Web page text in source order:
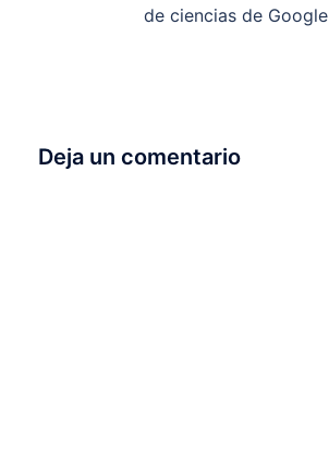
de ciencias de Google
Deja un comentario